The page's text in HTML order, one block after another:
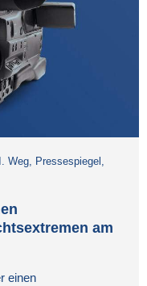
Weg, Pressespiegel ,
am
einen